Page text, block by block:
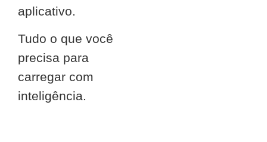
aplicativo.
Tudo o que você
precisa para
carregar com
inteligência.